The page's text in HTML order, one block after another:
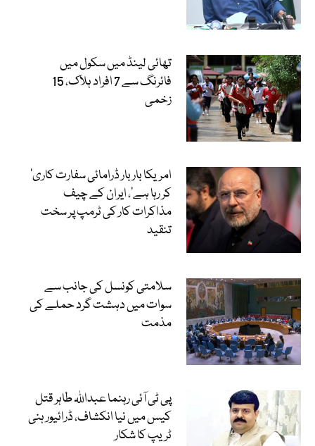
تھائی لینڈ میں سکول میں
فائرنگ سے 7 افراد ہلاک، 15
زخمی
’امریکا بار بار ڈرامائی سفارت کاری
کر رہا ہے‘، ایران کے چیف
مذاکرات کار کی ٹرمپ پر سخت
تنقید
سلامتی کونسل کی جانب سے
سوات میں دہشت گرد حملے کی
مذمت
پی ٹی آئی رہنما عبداللہ طاہر قتل
کیس میں نیا انکشاف، ڈرائیور ہنی
ٹریپ کا شکار